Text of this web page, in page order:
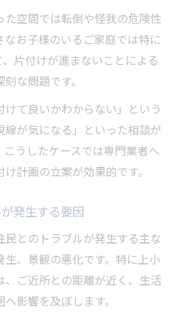
た空間では転倒や怪我の危険性
なお子様のいるご家庭では特に
片付けが進まないことによる
な問題です。
て良いかわからない」という
が気になる」といった相談が
うしたケースでは専門業者へ
計画の立案が効果的です。
発生する要因
民とのトラブルが発生する主な
、景観の悪化です。特に上小
、ご近所との距離が近く、生活
影響を及ぼします。